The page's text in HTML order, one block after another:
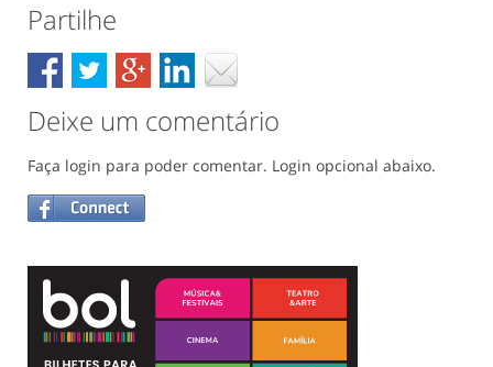
Partilhe
Deixe um comentário
Faça login para poder comentar. Login opcional abaixo.